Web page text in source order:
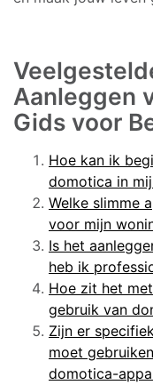
Aanleggen
Gids voor
Hoe kan ik
domotica in
Welke slimme
voor mijn
Is het
heb ik
Hoe zit het
gebruik van
Zijn er
moet
domotica-